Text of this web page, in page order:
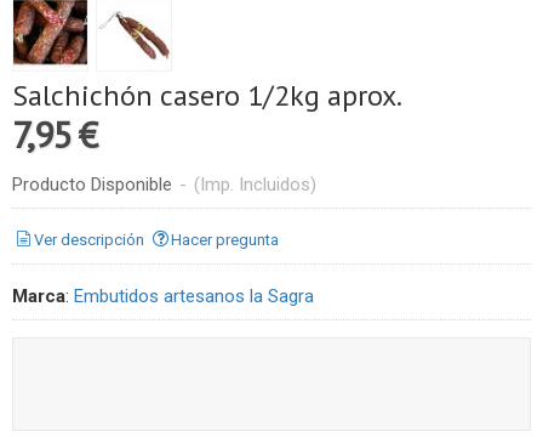
Salchichón casero 1/2kg aprox.
7,95 €
Producto Disponible - (Imp. Incluidos)
Ver descripción Hacer pregunta
Marca: Embutidos artesanos la Sagra